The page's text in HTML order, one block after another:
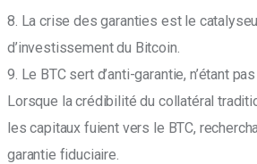
8. La crise des garanties est le
d’investissement du Bitcoin.
9. Le BTC sert d’anti-garantie, n’étant
Lorsque la crédibilité du collatéral
les capitaux fuient vers le BTC,
garantie fiduciaire.